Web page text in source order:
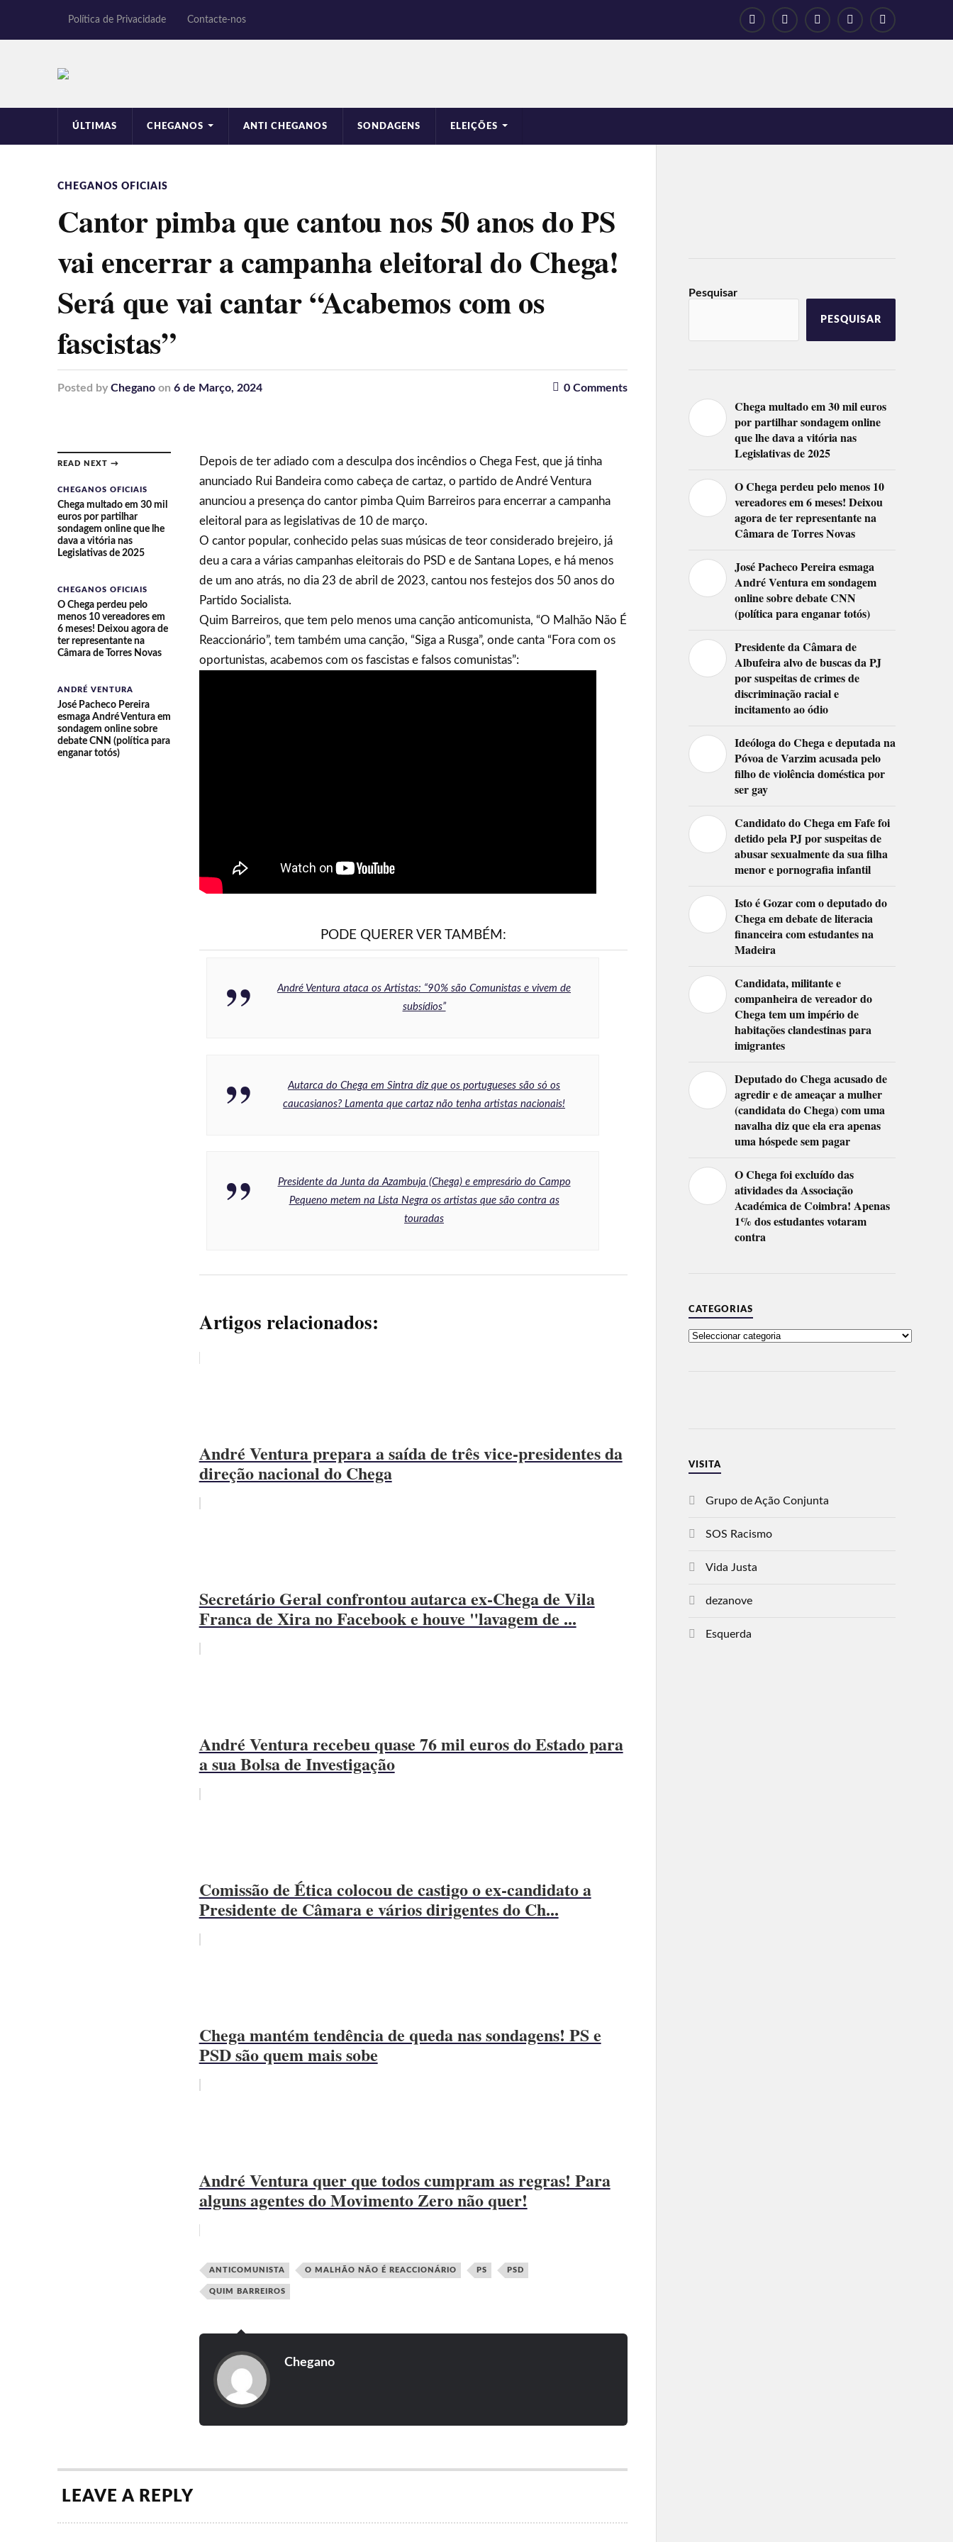
Política de Privacidade Contacte-nos
ÚLTIMAS CHEGANOS ANTI CHEGANOS SONDAGENS ELEIÇÕES
CHEGANOS OFICIAIS
Cantor pimba que cantou nos 50 anos do PS
vai encerrar a campanha eleitoral do Chega!
Será que vai cantar “Acabemos com os
fascistas”
Posted by Chegano on 6 de Março, 2024 0Comments
READ NEXT →
CHEGANOS OFICIAIS
Chega multado em 30 mil
euros por partilhar
sondagem online que lhe
dava a vitória nas
Legislativas de 2025
CHEGANOS OFICIAIS
O Chega perdeu pelo
menos 10 vereadores em
6 meses! Deixou agora de
ter representante na
Câmara de Torres Novas
ANDRÉ VENTURA
José Pacheco Pereira
esmaga André Ventura em
sondagem online sobre
debate CNN (política para
enganar totós)
Depois de ter adiado com a desculpa dos incêndios o Chega Fest, que já tinha
anunciado Rui Bandeira como cabeça de cartaz, o partido de André Ventura
anunciou a presença do cantor pimba Quim Barreiros para encerrar a campanha
eleitoral para as legislativas de 10 de março.
O cantor popular, conhecido pelas suas músicas de teor considerado brejeiro, já
deu a cara a várias campanhas eleitorais do PSD e de Santana Lopes, e há menos
de um ano atrás, no dia 23 de abril de 2023, cantou nos festejos dos 50 anos do
Partido Socialista.
Quim Barreiros, que tem pelo menos uma canção anticomunista, “O Malhão Não É
Reaccionário”, tem também uma canção, “Siga a Rusga”, onde canta “Fora com os
oportunistas, acabemos com os fascistas e falsos comunistas”:
PODE QUERER VER TAMBÉM:
André Ventura ataca os Artistas: “90% são Comunistas e vivem de
subsídios”
Autarca do Chega em Sintra diz que os portugueses são só os
caucasianos? Lamenta que cartaz não tenha artistas nacionais!
Presidente da Junta da Azambuja (Chega) e empresário do Campo
Pequeno metem na Lista Negra os artistas que são contra as
touradas
Artigos relacionados:
André Ventura prepara a saída de três vice-presidentes da
direção nacional do Chega
Secretário Geral confrontou autarca ex-Chega de Vila
Franca de Xira no Facebook e houve "lavagem de ...
André Ventura recebeu quase 76 mil euros do Estado para
a sua Bolsa de Investigação
Comissão de Ética colocou de castigo o ex-candidato a
Presidente de Câmara e vários dirigentes do Ch...
Chega mantém tendência de queda nas sondagens! PS e
PSD são quem mais sobe
André Ventura quer que todos cumpram as regras! Para
alguns agentes do Movimento Zero não quer!
ANTICOMUNISTA O MALHÃO NÃO É REACCIONÁRIO PS PSD
QUIM BARREIROS
Chegano
LEAVE A REPLY
Pesquisar
PESQUISAR
Chega multado em 30 mil euros
por partilhar sondagem online
que lhe dava a vitória nas
Legislativas de 2025
O Chega perdeu pelo menos 10
vereadores em 6 meses! Deixou
agora de ter representante na
Câmara de Torres Novas
José Pacheco Pereira esmaga
André Ventura em sondagem
online sobre debate CNN
(política para enganar totós)
Presidente da Câmara de
Albufeira alvo de buscas da PJ
por suspeitas de crimes de
discriminação racial e
incitamento ao ódio
Ideóloga do Chega e deputada na
Póvoa de Varzim acusada pelo
filho de violência doméstica por
ser gay
Candidato do Chega em Fafe foi
detido pela PJ por suspeitas de
abusar sexualmente da sua filha
menor e pornografia infantil
Isto é Gozar com o deputado do
Chega em debate de literacia
financeira com estudantes na
Madeira
Candidata, militante e
companheira de vereador do
Chega tem um império de
habitações clandestinas para
imigrantes
Deputado do Chega acusado de
agredir e de ameaçar a mulher
(candidata do Chega) com uma
navalha diz que ela era apenas
uma hóspede sem pagar
O Chega foi excluído das
atividades da Associação
Académica de Coimbra! Apenas
1% dos estudantes votaram
contra
CATEGORIAS
VISITA
Grupo de Ação Conjunta
SOS Racismo
Vida Justa
dezanove
Esquerda